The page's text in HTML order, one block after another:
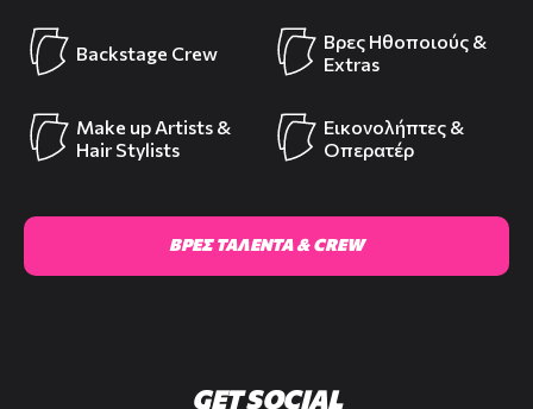
Backstage Crew
Make up Artists &
Hair Stylists
Βρες Ηθοποιούς &
Extras
Εικονολήπτες &
Οπερατέρ
ΒΡΕΣ ΤΑΛΕΝΤΑ & CREW
GET SOCIAL